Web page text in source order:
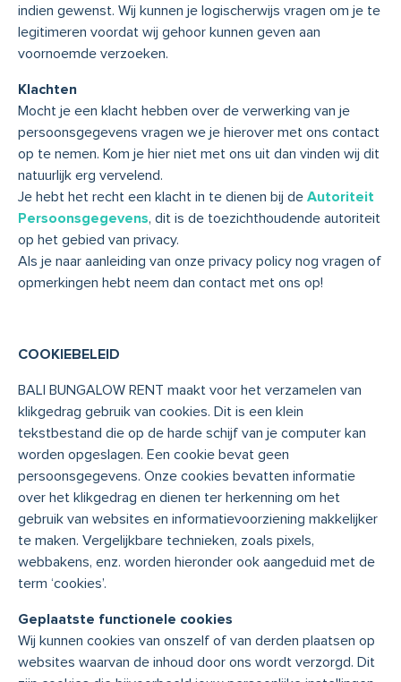
indien gewenst. Wij kunnen je logischerwijs vragen om je te
legitimeren voordat wij gehoor kunnen geven aan
voornoemde verzoeken.
Klachten
Mocht je een klacht hebben over de verwerking van je
persoonsgegevens vragen we je hierover met ons contact
op te nemen. Kom je hier niet met ons uit dan vinden wij dit
natuurlijk erg vervelend.
Je hebt het recht een klacht in te dienen bij de Autoriteit
Persoonsgegevens, dit is de toezichthoudende autoriteit
op het gebied van privacy.
Als je naar aanleiding van onze privacy policy nog vragen of
opmerkingen hebt neem dan contact met ons op!
COOKIEBELEID
BALI BUNGALOW RENT maakt voor het verzamelen van
klikgedrag gebruik van cookies. Dit is een klein
tekstbestand die op de harde schijf van je computer kan
worden opgeslagen. Een cookie bevat geen
persoonsgegevens. Onze cookies bevatten informatie
over het klikgedrag en dienen ter herkenning om het
gebruik van websites en informatievoorziening makkelijker
te maken. Vergelijkbare technieken, zoals pixels,
webbakens, enz. worden hieronder ook aangeduid met de
term ‘cookies’.
Geplaatste functionele cookies
Wij kunnen cookies van onszelf of van derden plaatsen op
websites waarvan de inhoud door ons wordt verzorgd. Dit